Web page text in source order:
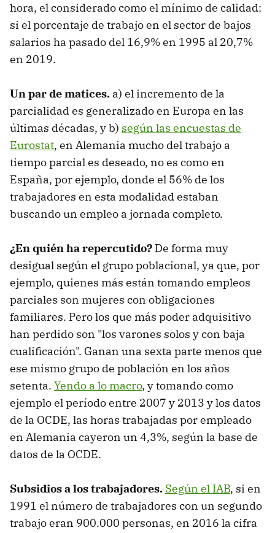
hora, el considerado como el mínimo de calidad:
si el porcentaje de trabajo en el sector de bajos
salarios ha pasado del 16,9% en 1995 al 20,7%
en 2019.
Un par de matices. a) el incremento de la
parcialidad es generalizado en Europa en las
últimas décadas, y b) según las encuestas de
Eurostat, en Alemania mucho del trabajo a
tiempo parcial es deseado, no es como en
España, por ejemplo, donde el 56% de los
trabajadores en esta modalidad estaban
buscando un empleo a jornada completo.
¿En quién ha repercutido? De forma muy
desigual según el grupo poblacional, ya que, por
ejemplo, quienes más están tomando empleos
parciales son mujeres con obligaciones
familiares. Pero los que más poder adquisitivo
han perdido son "los varones solos y con baja
cualificación". Ganan una sexta parte menos que
ese mismo grupo de población en los años
setenta. Yendo a lo macro, y tomando como
ejemplo el período entre 2007 y 2013 y los datos
de la OCDE, las horas trabajadas por empleado
en Alemania cayeron un 4,3%, según la base de
datos de la OCDE.
Subsidios a los trabajadores. Según el IAB, si en
1991 el número de trabajadores con un segundo
trabajo eran 900.000 personas, en 2016 la cifra